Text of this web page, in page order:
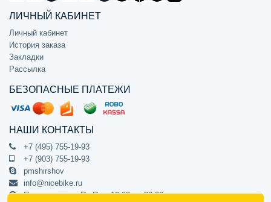
ЛИЧНЫЙ КАБИНЕТ
Личный кабинет
История заказа
Закладки
Рассылка
БЕЗОПАСНЫЕ ПЛАТЕЖИ
НАШИ КОНТАКТЫ
+7 (495) 755-19-93
+7 (903) 755-19-93
pmshirshov
info@nicebike.ru
Прием звонков Пн-Пт с 10:00 до 20:00